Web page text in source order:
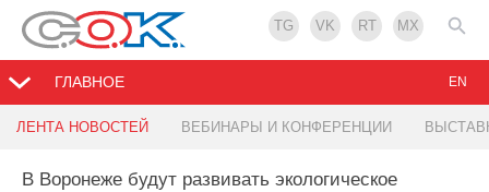
TG VK RT MX
ГЛАВНОЕ
ЛЕНТА НОВОСТЕЙ ВЕБИНАРЫ И КОНФЕРЕНЦИИ
EN
В Воронеже будут развивать экологическое
Эксперты предсказали, сколько электромобилей
Российские ученые разработали
вод